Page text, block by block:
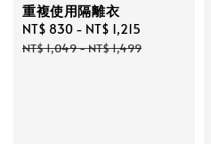
重複使用隔離衣
Sale
price
NT$ 830 - NT$ 1,215
NT$ 1,049-NT$ 1,499